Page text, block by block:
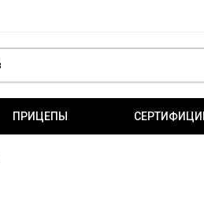
ПРИЦЕПЫ